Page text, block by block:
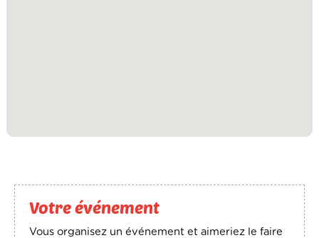
Votre événement
Vous organisez un événement et aimeriez le faire